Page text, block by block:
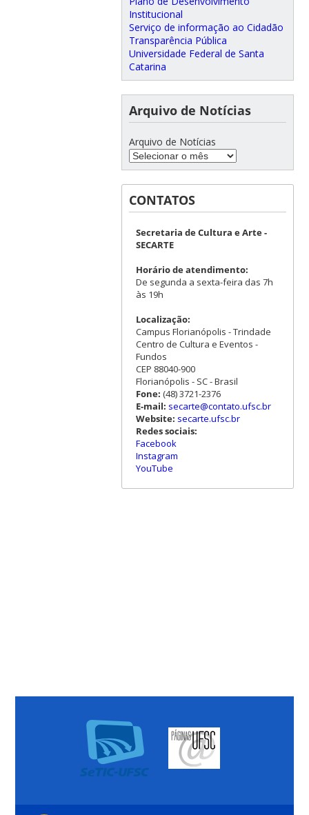
Institucional
Serviço de informação ao Cidadão
Transparência Pública
Universidade Federal de Santa
Catarina
Arquivo de Notícias
Arquivo de Notícias
CONTATOS
Secretaria de Cultura e Arte -
SECARTE
Horário de atendimento:
De segunda a sexta-feira das 7h
às 19h
Localização:
Campus Florianópolis - Trindade
Centro de Cultura e Eventos -
Fundos
CEP 88040-900
Florianópolis - SC - Brasil
Fone: (48) 3721-2376
E-mail: secarte@contato.ufsc.br
Website: secarte.ufsc.br
Redes sociais:
Facebook
Instagram
YouTube